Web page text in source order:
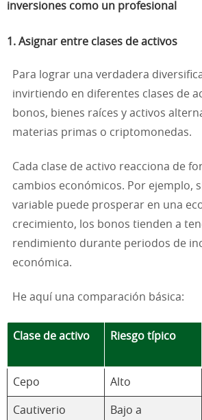
inversiones como un profesional
1. Asignar entre clases de activos
Para lograr una verdadera
invirtiendo en diferentes clases de
bonos, bienes raíces y activos
materias primas o criptomonedas.
Cada clase de activo reacciona de
cambios económicos. Por ejemplo,
variable puede prosperar en una
crecimiento, los bonos tienden a
rendimiento durante periodos de
económica.
He aquí una comparación básica:
Clase de activo Riesgo típico
Cepo Alto
Cautiverio
Bajo a